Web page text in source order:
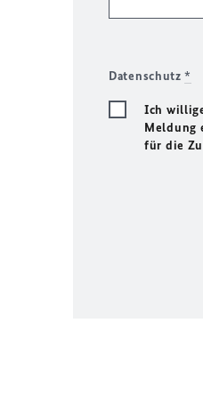
Datenschutz*
Ich
Meldung
für die